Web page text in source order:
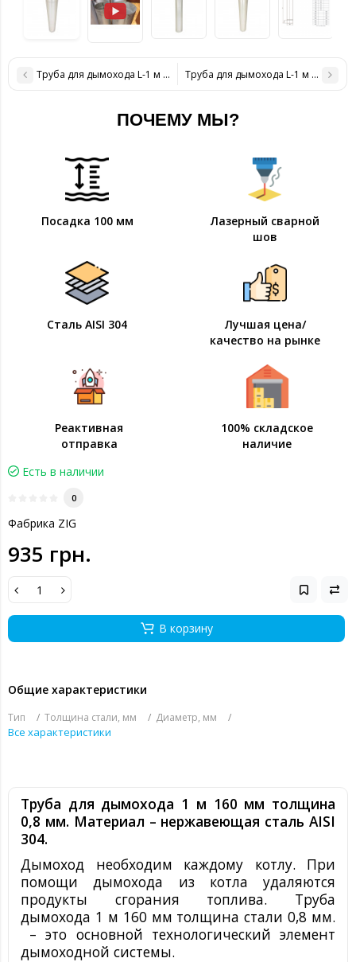
Труба для дымохода L-1 м D-150 мм толщина 0,8 мм
Труба для дымохода L-1 м D-180
ПОЧЕМУ МЫ?
Посадка 100 мм
Лазерный сварной
шов
Сталь AISI 304
Лучшая цена/
качество на рынке
Реактивная
отправка
100% складское
наличие
Есть в наличии
0
Фабрика ZIG
935 грн.
В корзину
Общие характеристики
Тип Толщина стали, мм Диаметр, мм
Все характеристики
Труба для дымохода 1 м 160 мм толщина
0,8 мм. Материал – нержавеющая сталь AISI
304.
Дымоход необходим каждому котлу. При
помощи дымохода из котла удаляются
продукты сгорания топлива. Труба
дымохода 1 м 160 мм толщина стали 0,8 мм.
– это основной технологический элемент
дымоходной системы.